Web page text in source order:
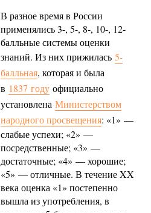
В разное время в России
применялись 3-, 5-, 8-, 10-, 12-
балльные системы оценки
знаний. Из них прижилась5-
балльная, которая и была
в 1837 году официально
установленаМинистерством
народного просвещения: «1» —
слабые успехи; «2» —
посредственные; «3» —
достаточные; «4» — хорошие;
«5» — отличные. В течение XX
века оценка «1» постепенно
вышла из употребления, в